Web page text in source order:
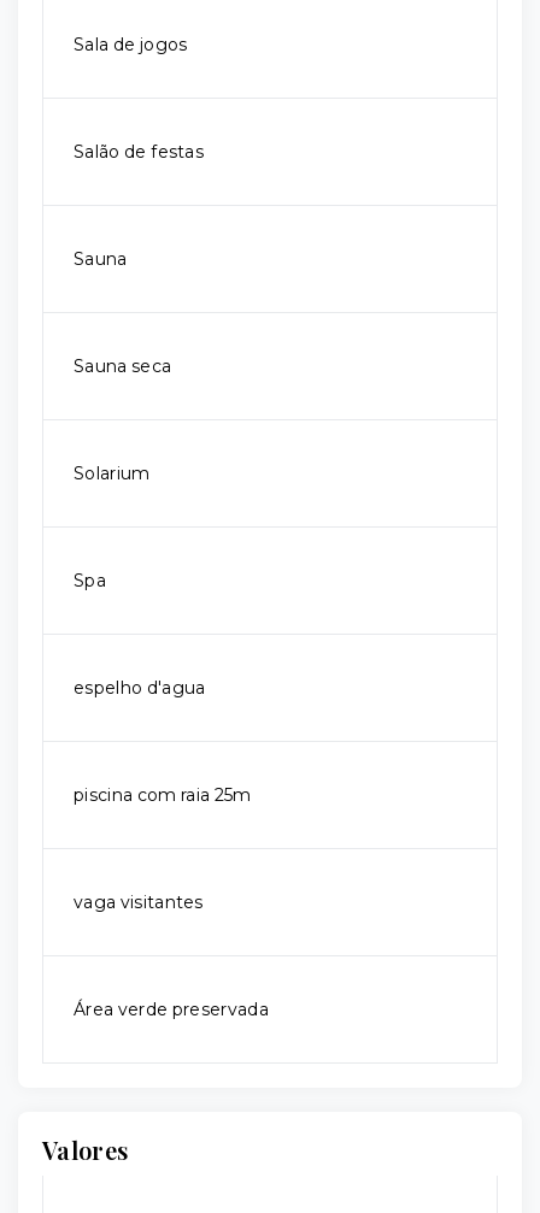
Sala de jogos
Salão de festas
Sauna
Sauna seca
Solarium
Spa
espelho d'agua
piscina com raia 25m
vaga visitantes
Área verde preservada
Valores